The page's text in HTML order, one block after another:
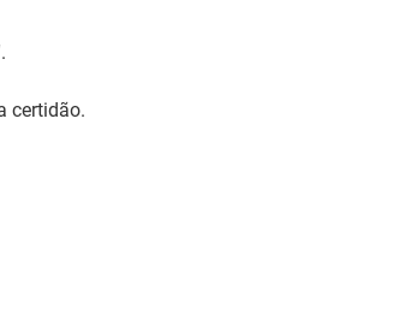
certidão.